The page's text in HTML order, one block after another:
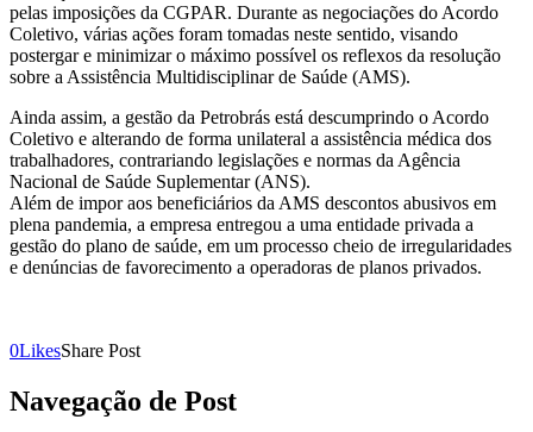
pelas imposições da CGPAR. Durante as negociações do Acordo
Coletivo, várias ações foram tomadas neste sentido, visando
postergar e minimizar o máximo possível os reflexos da resolução
sobre a Assistência Multidisciplinar de Saúde (AMS).
Ainda assim, a gestão da Petrobrás está descumprindo o Acordo
Coletivo e alterando de forma unilateral a assistência médica dos
trabalhadores, contrariando legislações e normas da Agência
Nacional de Saúde Suplementar (ANS).
Além de impor aos beneficiários da AMS descontos abusivos em
plena pandemia, a empresa entregou a uma entidade privada a
gestão do plano de saúde, em um processo cheio de irregularidades
e denúncias de favorecimento a operadoras de planos privados.
0LikesShare Post
Navegação de Post